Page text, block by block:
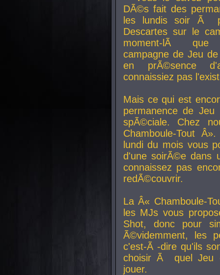
DÃ©s fait des
les lundis soir Ã
Descartes sur le
moment-lÃ que
campagne de Jeu
en prÃ©sence
connaissiez pas
Mais ce qui est
permanence de
spÃ©ciale. Chez
Chamboule-Tout
lundi du mois vous
d'une soirÃ©e dans
connaissez pas
redÃ©couvrir.
La Â« Chamboule-
les MJs vous
Shot, donc pour
Ã©videmment, les
c'est-Ã -dire qu'ils
choisir Ã quel Jeu
jouer.